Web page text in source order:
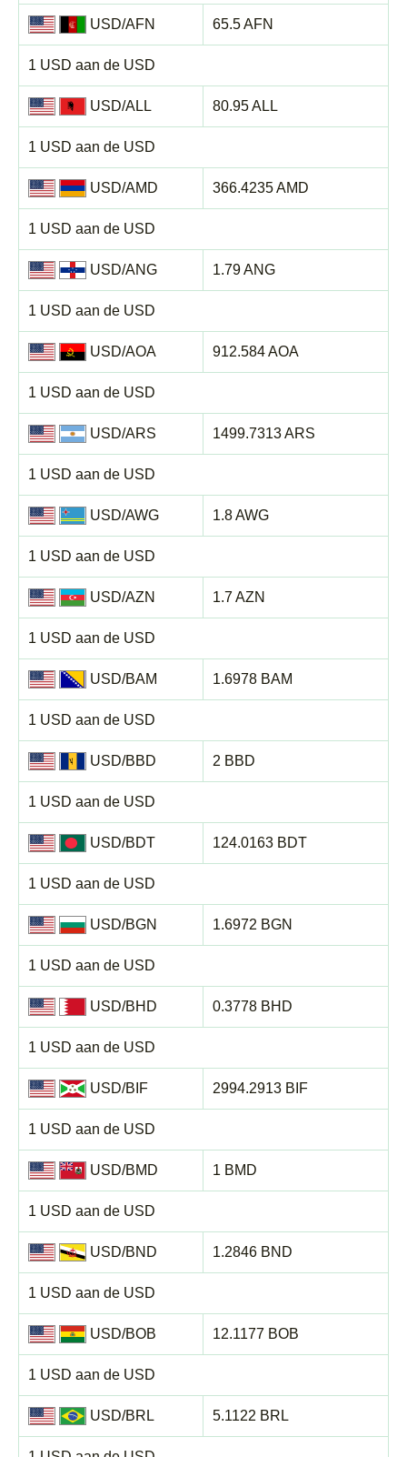
USD/AFN
1 USD aan de USD
65.5 AFN
USD/ALL
1 USD aan de USD
80.95 ALL
USD/AMD
1 USD aan de USD
366.4235 AMD
USD/ANG
1 USD aan de USD
1.79 ANG
USD/AOA
1 USD aan de USD
912.584 AOA
USD/ARS
1 USD aan de USD
1499.7313 ARS
USD/AWG
1 USD aan de USD
1.8 AWG
USD/AZN
1 USD aan de USD
1.7 AZN
USD/BAM
1 USD aan de USD
1.6978 BAM
USD/BBD
1 USD aan de USD
2 BBD
USD/BDT
1 USD aan de USD
124.0163 BDT
USD/BGN
1 USD aan de USD
1.6972 BGN
USD/BHD
1 USD aan de USD
0.3778 BHD
USD/BIF
1 USD aan de USD
2994.2913 BIF
USD/BMD
1 USD aan de USD
1 BMD
USD/BND
1 USD aan de USD
1.2846 BND
USD/BOB
1 USD aan de USD
12.1177 BOB
USD/BRL 5.1122 BRL